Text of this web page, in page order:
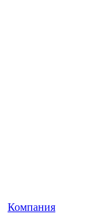
Компания